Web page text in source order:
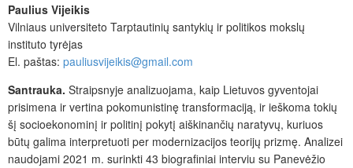
Paulius Vijeikis
Vilniaus universiteto Tarptautinių santykių ir politikos mokslų
instituto tyrėjas
El. paštas: pauliusvijeikis@gmail.com
Santrauka. Straipsnyje analizuojama, kaip Lietuvos gyventojai
prisimena ir vertina pokomunistinę transformaciją, ir ieškoma tokių
šį socioekonominį ir politinį pokytį aiškinančių naratyvų, kuriuos
būtų galima interpretuoti per modernizacijos teorijų prizmę. Analizei
naudojami 2021 m. surinkti 43 biografiniai interviu su Panevėžio